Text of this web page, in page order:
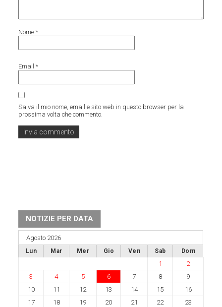
Nome*
Email*
Salva il mio nome, email e sito web in questo browser per la
prossima volta che commento.
NOTIZIE PER DATA
Agosto 2026
Lun Mar Mer Gio Ven Sab Dom
1
2
3
4 5 6 7 8
9
10
11 12 13 14 15
16
17
18 19 20 21 22
23